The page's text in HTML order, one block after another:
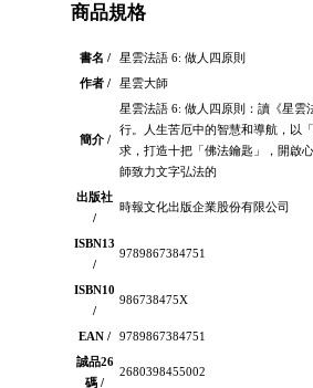
商品規格
書名 /
星雲法語 6: 做人四原則
作者 /
星雲大師
簡介 /
星雲法語 6: 做人四原則：讀《星雲
行。人生苦厄中的智慧和導航，以
求，打造十把「佛法鑰匙」，開啟
師致力文字弘法的
出版社
/
時報文化出版企業股份有限公司
ISBN13
/
9789867384751
ISBN10
/
986738475X
EAN /
9789867384751
誠品26
碼 /
2680398455002